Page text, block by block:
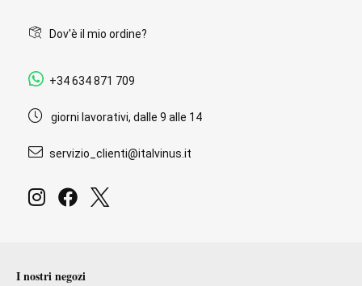
Dov'è il mio ordine?
+34 634 871 709
giorni lavorativi, dalle 9 alle 14
servizio_clienti@italvinus.it
I nostri negozi